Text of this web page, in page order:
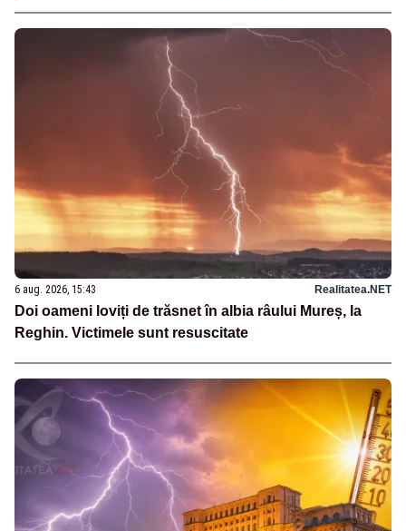
6 aug. 2026, 15:43 Realitatea.NET
Doi oameni loviți de trăsnet în albia râului Mureș, la
Reghin. Victimele sunt resuscitate